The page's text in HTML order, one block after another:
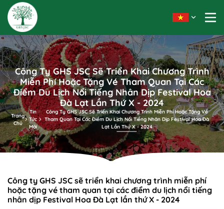
Công Ty GHS JSC Sẽ Triển Khai Chương Trình
Miễn Phí Hoặc Tặng Vé Tham Quan Tại Các
Điểm Du Lịch Nổi Tiếng Nhân Dịp Festival Hoa
Đà Lạt Lần Thứ X - 2024
Trang
Chủ
Tin
Tức
Mới
Công Ty GHS JSC Sẽ Triển Khai Chương Trình Miễn Phí Hoặc Tặng Vé
Tham Quan Tại Các Điểm Du Lịch Nổi Tiếng Nhân Dịp Festival Hoa Đà
Lạt Lần Thứ X - 2024
Công ty GHS JSC sẽ triển khai chương trình miễn phí
hoặc tặng vé tham quan tại các điểm du lịch nổi tiếng
nhân dịp Festival Hoa Đà Lạt lần thứ X - 2024